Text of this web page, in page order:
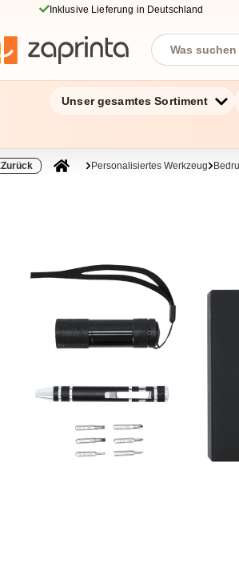
Inklusive Lieferung in Deutschland
Unser gesamtes Sortiment
Zurück Personalisiertes Werkzeug